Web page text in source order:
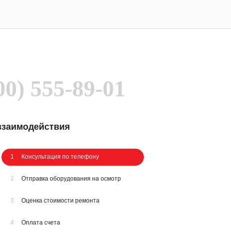
555-89-01
1 Консультация по телефону
2 Отправка оборудования на осмотр
3 Оценка стоимости ремонта
4 Оплата счета